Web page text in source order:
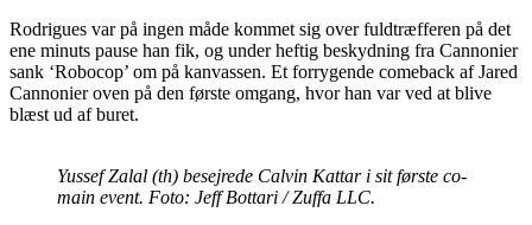
Rodrigues var på ingen måde kommet sig over fuldtræfferen på det
ene minuts pause han fik, og under heftig beskydning fra Cannonier
sank ‘Robocop’ om på kanvassen. Et forrygende comeback af Jared
Cannonier oven på den første omgang, hvor han var ved at blive
blæst ud af buret.
Yussef Zalal (th) besejrede Calvin Kattar i sit første co-
main event. Foto: Jeff Bottari / Zuffa LLC.